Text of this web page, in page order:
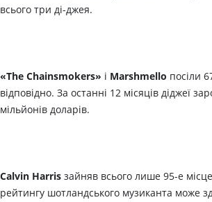
всього три ді-джея.
«The Chainsmokers» і Marshmello посіли
відповідно. За останні 12 місяців діджеї
мільйонів доларів.
Calvin Harris зайняв всього лише 95-е
рейтингу шотландського музиканта може